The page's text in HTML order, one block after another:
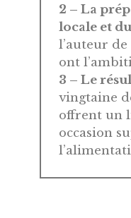
2 – La
locale et
l’auteur
ont
3 – Le
vingtaine
offrent un
occasion